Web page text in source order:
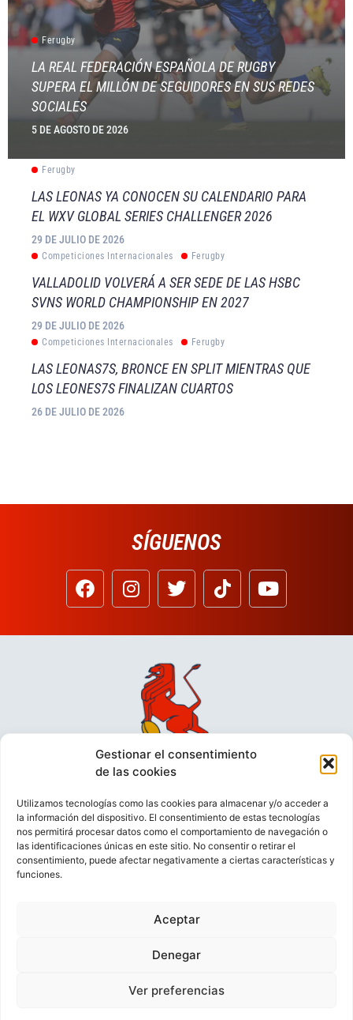
Gestionar el consentimiento
de las cookies
Utilizamos tecnologías como las cookies para almacenar y/o acceder a
la información del dispositivo. El consentimiento de estas tecnologías
nos permitirá procesar datos como el comportamiento de navegación o
las identificaciones únicas en este sitio. No consentir o retirar el
consentimiento, puede afectar negativamente a ciertas características y
funciones.
Aceptar
Denegar
Ver preferencias
Ferugby
LA REAL FEDERACIÓN ESPAÑOLA DE RUGBY
SUPERA EL MILLÓN DE SEGUIDORES EN SUS REDES
SOCIALES
5 DE AGOSTO DE 2026
Ferugby
LAS LEONAS YA CONOCEN SU CALENDARIO PARA
EL WXV GLOBAL SERIES CHALLENGER 2026
29 DE JULIO DE 2026
Competiciones Internacionales Ferugby
VALLADOLID VOLVERÁ A SER SEDE DE LAS HSBC
SVNS WORLD CHAMPIONSHIP EN 2027
29 DE JULIO DE 2026
Competiciones Internacionales Ferugby
LAS LEONAS7S, BRONCE EN SPLIT MIENTRAS QUE
LOS LEONES7S FINALIZAN CUARTOS
26 DE JULIO DE 2026
SÍGUENOS
VIDEOCONFERENCIAS
POLÍTICA DE PRIVACIDAD
CONTACTO
© FEDERACIÓN ESPAÑOLA DE RUGBY 2023.